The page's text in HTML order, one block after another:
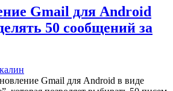
Gmail для Android
50 сообщений за
Gmail для Android в виде